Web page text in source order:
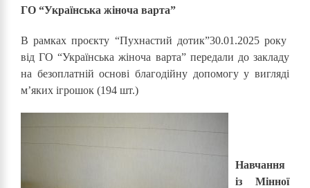
ГО “Українська жіноча варта”
В рамках проєкту “Пухнастий дотик”30.01.2025 року
від ГО “Українська жіноча варта” передали до закладу
на безоплатній основі благодійну допомогу у вигляді
м’яких ігрошок (194 шт.)
Навчання
із Мінної